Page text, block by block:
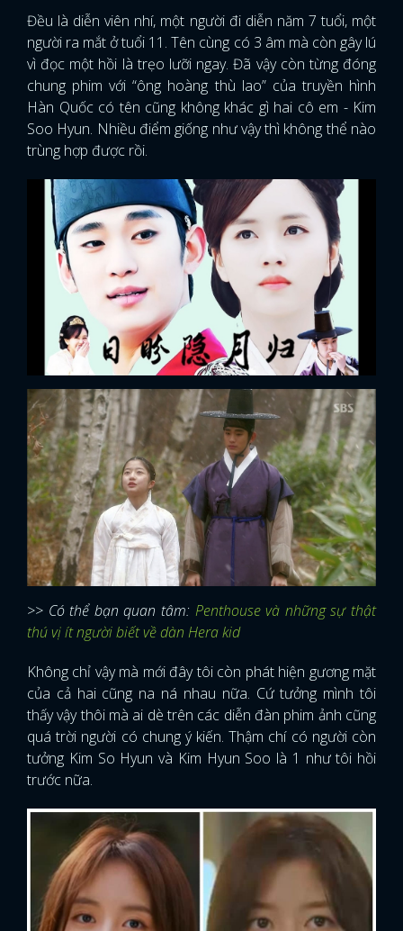
Đều là diễn viên nhí, một người đi diễn năm 7 tuổi, một
người ra mắt ở tuổi 11. Tên cùng có 3 âm mà còn gây lú
vì đọc một hồi là trẹo lưỡi ngay. Đã vậy còn từng đóng
chung phim với “ông hoàng thù lao” của truyền hình
Hàn Quốc có tên cũng không khác gì hai cô em - Kim
Soo Hyun. Nhiều điểm giống như vậy thì không thể nào
trùng hợp được rồi.
>> Có thể bạn quan tâm: Penthouse và những sự thật
thú vị ít người biết về dàn Hera kid
Không chỉ vậy mà mới đây tôi còn phát hiện gương mặt
của cả hai cũng na ná nhau nữa. Cứ tưởng mình tôi
thấy vậy thôi mà ai dè trên các diễn đàn phim ảnh cũng
quá trời người có chung ý kiến. Thậm chí có người còn
tưởng Kim So Hyun và Kim Hyun Soo là 1 như tôi hồi
trước nữa.